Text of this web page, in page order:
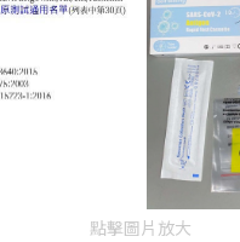
點擊圖片放大